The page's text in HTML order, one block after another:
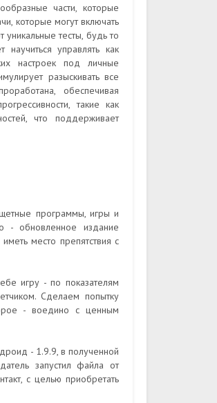
части, которые
которые могут включать
тесты, будь то
управлять как
настроек под личные
разыскивать все
обеспечивая
такие как
что поддерживает
программы, игры и
- обновленное издание
место препятствия с
игру - по показателям
Сделаем попытку
- воедино с ценным
- 1.9.9, в полученной
запустил файла от
с целью приобретать